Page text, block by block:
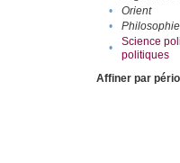
•
Orient
•
•
Science
politiques
Affiner par